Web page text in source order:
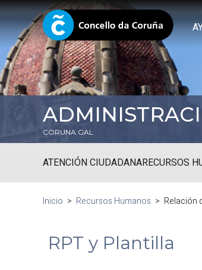
CORUNA.GAL
ATENCIÓN CIUDADANARECURSOS
Inicio Recursos Humanos Relación
RPT y Plantilla